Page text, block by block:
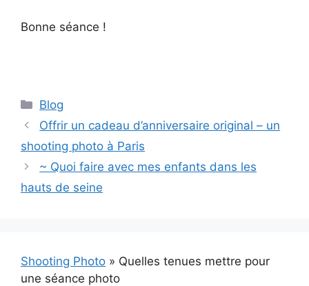
Bonne séance !
Catégories
Blog
Offrir un cadeau d’anniversaire original – un
shooting photo à Paris
~ Quoi faire avec mes enfants dans les
hauts de seine
Shooting Photo » Quelles tenues mettre pour
une séance photo